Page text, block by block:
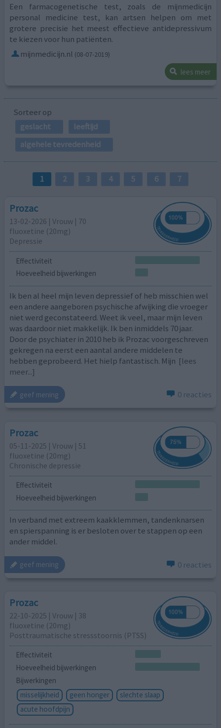
Een farmacogenetische test, zoals de mijnmedicijn
personal medicine test, kan artsen helpen om met
grotere precisie het meest effectieve antidepressivum
te kiezen voor hun patiënten.
mijnmedicijn.nl (08-07-2019)
lees meer
Sorteer op
geslacht
leeftijd
algehele tevredenheid
1 2 3 4 5 6 7
Prozac
13-02-2026 | Vrouw | 70
fluoxetine (20mg)
Depressie
Effectiviteit
Hoeveelheid bijwerkingen
Ik ben al heel mijn leven depressief of heb misschien wel
een andere aangeboren psychische afwijking die vroeger
niet werd geconstateerd. Weet ik veel, maar mijn leven
was daardoor niet makkelijk. Ik ben inmiddels 70 jaar.
Door de psychiater in 2010 heb ik Prozac voorgeschreven
gekregen na eerst een aantal andere middelen te
hebben geprobeerd. Het hielp fantastisch. Mijn [lees
meer...]
geef mening 0 reacties
Prozac
05-11-2025 | Vrouw | 51
fluoxetine (20mg)
Chronische depressie
Effectiviteit
Hoeveelheid bijwerkingen
In verband met extreem kaakklemmen, tandenknarsen
en spierspanning is er besloten over te stappen op een
ander middel.
geef mening 0 reacties
Prozac
22-10-2025 | Vrouw | 38
fluoxetine (20mg)
Posttraumatische stressstoornis (PTSS)
Effectiviteit
Hoeveelheid bijwerkingen
Bijwerkingen
misselijkheid
geen honger
slechte slaap
acute hoofdpijn